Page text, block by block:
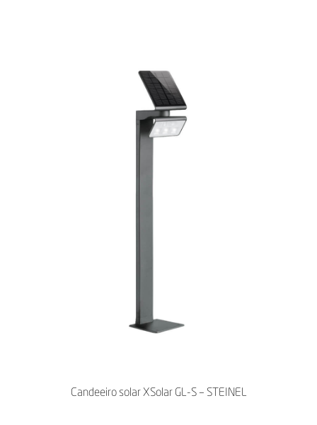
Candeeiro solar XSolar GL-S – STEINEL